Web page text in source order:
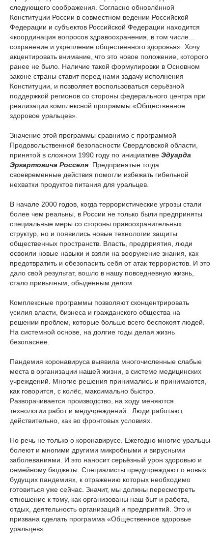
следующего соображения. Согласно обновлённой
Конституции России в совместном ведении Российской
Федерации и субъектов Российской Федерации находится
«координация вопросов здравоохранения, в том числе…
сохранение и укрепление общественного здоровья». Хочу
акцентировать внимание, что это новое положение, которого
ранее не было. Наличие такой формулировки в Основном
законе страны ставит перед нами задачу исполнения
Конституции, и позволяет воспользоваться серьёзной
поддержкой регионов со стороны федерального центра при
реализации комплексной программы «Общественное
здоровое уральцев».
Значение этой программы сравнимо с программой
Продовольственной безопасности Свердловской области,
принятой в сложном 1990 году по инициативе Эдуарда
Эргартовича Росселя . Предпринятые тогда
своевременные действия помогли избежать гибельной
нехватки продуктов питания для уральцев.
В начале 2000 годов, когда террористические угрозы стали
более чем реальны, в России не только были предприняты
специальные меры со стороны правоохранительных
структур, но и появились новые технологии защиты
общественных пространств. Власть, предприятия, люди
освоили новые навыки и взяли на вооружение знания, как
предотвратить и обезопасить себя от атак террористов. И это
дало свой результат, вошло в нашу повседневную жизнь,
стало привычным, обыденным делом.
Комплексные программы позволяют сконцентрировать
усилия власти, бизнеса и гражданского общества на
решении проблем, которые больше всего беспокоят людей.
На системной основе, на долгие годы делая жизнь
безопаснее.
Пандемия коронавируса выявила многочисленные слабые
места в организации нашей жизни, в системе медицинских
учреждений. Многие решения принимались и принимаются,
как говорится, с колёс, максимально быстро.
Разворачивается производство, на ходу меняются
технологии работ и медучреждений. Люди работают,
действительно, как во фронтовых условиях.
Но речь не только о коронавирусе. Ежегодно многие уральцы
болеют и многими другими микробными и вирусными
заболеваниями. И это наносит серьёзный урон здоровью и
семейному бюджеты. Специалисты предупреждают о новых
будущих пандемиях, к отражению которых необходимо
готовиться уже сейчас. Значит, мы должны пересмотреть
отношение к тому, как организованы наш быт и работа,
отдых, деятельность организаций и предприятий. Это и
призвана сделать программа «Общественное здоровье
уральцев».